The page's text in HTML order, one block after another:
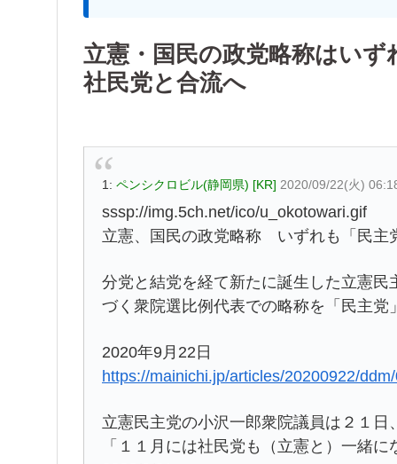
立憲・国民の政党略称はい
社民党と合流へ
1: ペンシクロビル(静岡県) [KR] 2020/09/22(火)
sssp://img.5ch.net/ico/u_okotowari.gif
立憲、国民の政党略称 いずれも「民主
分党と結党を経て新たに誕生した立憲
づく衆院選比例代表での略称を「民主
2020年9月22日
https://mainichi.jp/articles/20200922/
立憲民主党の小沢一郎衆院議員は２１
「１１月には社民党も（立憲と）一緒